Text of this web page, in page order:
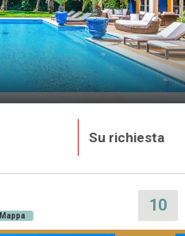
Su richiesta
Mappa
10